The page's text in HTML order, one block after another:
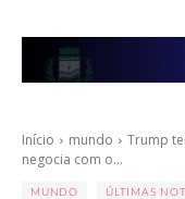
Início mundo
Trump
negocia com o...
MUNDO ÚLTIMAS